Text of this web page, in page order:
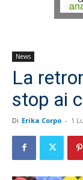
News
La
stop ai
Di Erika Corpo - 1